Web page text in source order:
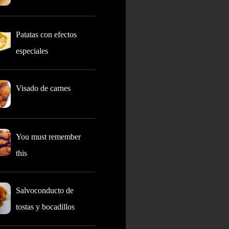
Patatas con efectos
especiales
Visado de carnes
You must remember
this
Salvoconducto de
tostas y bocadillos